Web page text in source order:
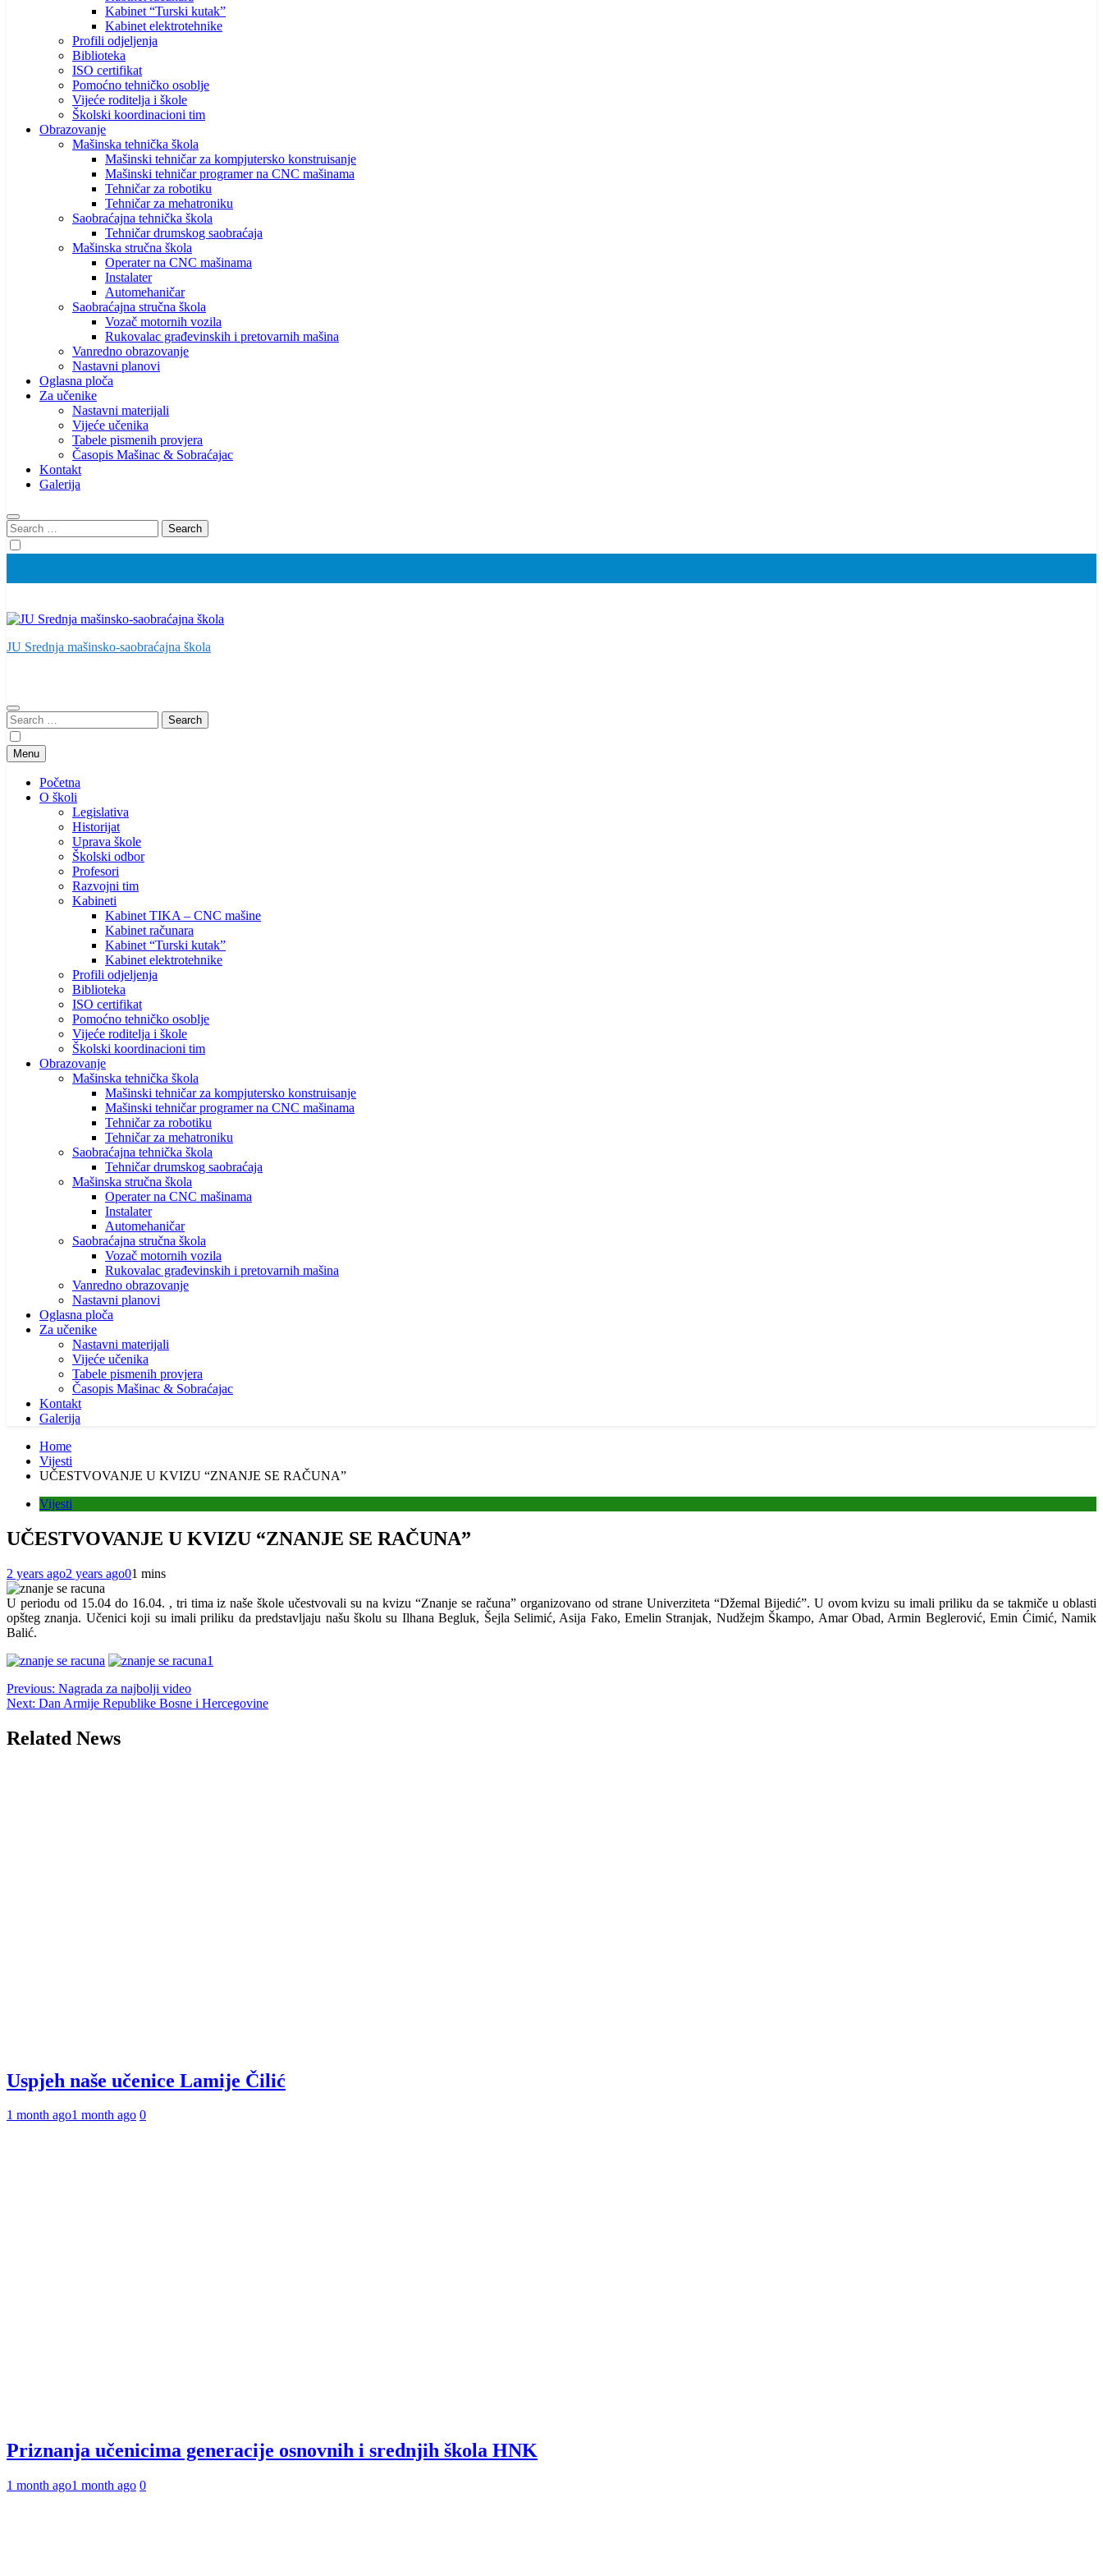
Kabinet “Turski kutak”
Kabinet elektrotehnike
Profili odjeljenja
Biblioteka
ISO certifikat
Pomoćno tehničko osoblje
Vijeće roditelja i škole
Školski koordinacioni tim
Obrazovanje
Mašinska tehnička škola
Mašinski tehničar za kompjutersko konstruisanje
Mašinski tehničar programer na CNC mašinama
Tehničar za robotiku
Tehničar za mehatroniku
Saobraćajna tehnička škola
Tehničar drumskog saobraćaja
Mašinska stručna škola
Operater na CNC mašinama
Instalater
Automehaničar
Saobraćajna stručna škola
Vozač motornih vozila
Rukovalac građevinskih i pretovarnih mašina
Vanredno obrazovanje
Nastavni planovi
Oglasna ploča
Za učenike
Nastavni materijali
Vijeće učenika
Tabele pismenih provjera
Časopis Mašinac & Sobraćajac
Kontakt
Galerija
Search
for:
JU Srednja mašinsko-saobraćajna škola
Search
for:
Menu
Početna
O školi
Legislativa
Historijat
Uprava škole
Školski odbor
Profesori
Razvojni tim
Kabineti
Kabinet TIKA – CNC mašine
Kabinet računara
Kabinet “Turski kutak”
Kabinet elektrotehnike
Profili odjeljenja
Biblioteka
ISO certifikat
Pomoćno tehničko osoblje
Vijeće roditelja i škole
Školski koordinacioni tim
Obrazovanje
Mašinska tehnička škola
Mašinski tehničar za kompjutersko konstruisanje
Mašinski tehničar programer na CNC mašinama
Tehničar za robotiku
Tehničar za mehatroniku
Saobraćajna tehnička škola
Tehničar drumskog saobraćaja
Mašinska stručna škola
Operater na CNC mašinama
Instalater
Automehaničar
Saobraćajna stručna škola
Vozač motornih vozila
Rukovalac građevinskih i pretovarnih mašina
Vanredno obrazovanje
Nastavni planovi
Oglasna ploča
Za učenike
Nastavni materijali
Vijeće učenika
Tabele pismenih provjera
Časopis Mašinac & Sobraćajac
Kontakt
Galerija
Home
Vijesti
UČESTVOVANJE U KVIZU “ZNANJE SE RAČUNA”
Vijesti
UČESTVOVANJE U KVIZU “ZNANJE SE RAČUNA”
2 years ago2 years ago01 mins
U periodu od 15.04 do 16.04. , tri tima iz naše škole učestvovali su na kvizu “Znanje se računa” organizovano od strane Univerziteta “Džemal Bijedić”. U ovom kvizu su imali priliku da se takmiče u oblasti
opšteg znanja. Učenici koji su imali priliku da predstavljaju našu školu su Ilhana Begluk, Šejla Selimić, Asija Fako, Emelin Stranjak, Nudžejm Škampo, Amar Obad, Armin Beglerović, Emin Ćimić, Namik
Balić.
Post
navigation
Previous: Nagrada za najbolji video
Next: Dan Armije Republike Bosne i Hercegovine
Related News
Uspjeh naše učenice Lamije Čilić
1 month ago1 month ago 0
Priznanja učenicima generacije osnovnih i srednjih škola HNK
1 month ago1 month ago 0